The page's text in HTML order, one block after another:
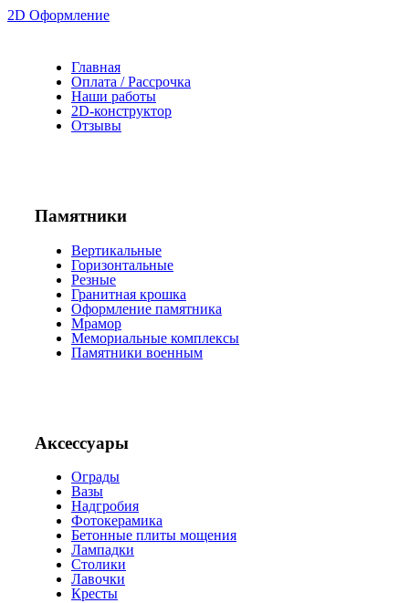
2D Оформление
Главная
Оплата / Рассрочка
Наши работы
2D-конструктор
Отзывы
Памятники
Вертикальные
Горизонтальные
Резные
Гранитная крошка
Оформление памятника
Мрамор
Мемориальные комплексы
Памятники военным
Аксессуары
Ограды
Вазы
Надгробия
Фотокерамика
Бетонные плиты мощения
Лампадки
Столики
Лавочки
Кресты